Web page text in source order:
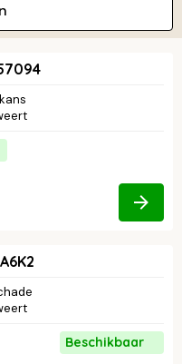
Beschikbaar